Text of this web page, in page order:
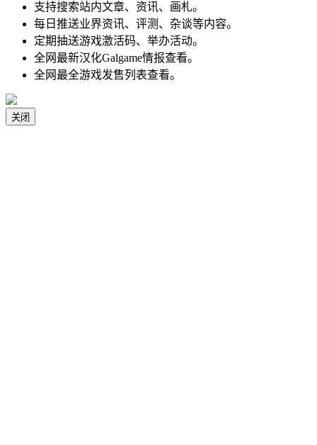
支持搜索站内文章、资讯、画札。
每日推送业界资讯、评测、杂谈等内容。
定期抽送游戏激活码、举办活动。
全网最新汉化Galgame情报查看。
全网最全游戏发售列表查看。
关闭